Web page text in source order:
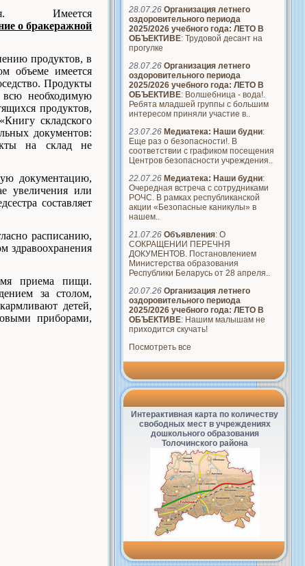
Имеется
о бракеражной
продуктов, в
объеме имеется
Продукты
всю необходимую
продуктов,
складского
документов:
на склад не
документацию,
увеличения или
составляет
расписанию,
здравоохранения
приема пищи.
за столом,
детей,
приборами,
28.07.26 Организация летнего
оздоровительного периода
2025/2026 учебного года: ЛЕТО В
ОБЪЕКТИВЕ: Трудовой десант на
прогулке
28.07.26 Организация летнего
оздоровительного периода
2025/2026 учебного года: ЛЕТО В
ОБЪЕКТИВЕ: Волшебница - вода!.
Ребята младшей группы с большим
интересом приняли участие в..
23.07.26 Медиатека: Наши будни:
Еще раз о безопасности!. В
соответствии с графиком посещения
Центров безопасности учреждения..
22.07.26 Медиатека: Наши будни:
Очередная встреча с сотрудниками
РОЧС. В рамках республиканской
акции «Безопасные каникулы» в
нашем..
21.07.26 Объявления: О
СОКРАЩЕНИИ ПЕРЕЧНЯ
ДОКУМЕНТОВ. Постановлением
Министерства образования
Республики Беларусь от 28 апреля..
20.07.26 Организация летнего
оздоровительного периода
2025/2026 учебного года: ЛЕТО В
ОБЪЕКТИВЕ: Нашим малышам не
приходится скучать!
Посмотреть все
Интерактивная карта по количеству
свободных мест в учреждениях
дошкольного образования
Толочинского района